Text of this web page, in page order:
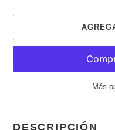
Más
el
DESCRIPCIÓN